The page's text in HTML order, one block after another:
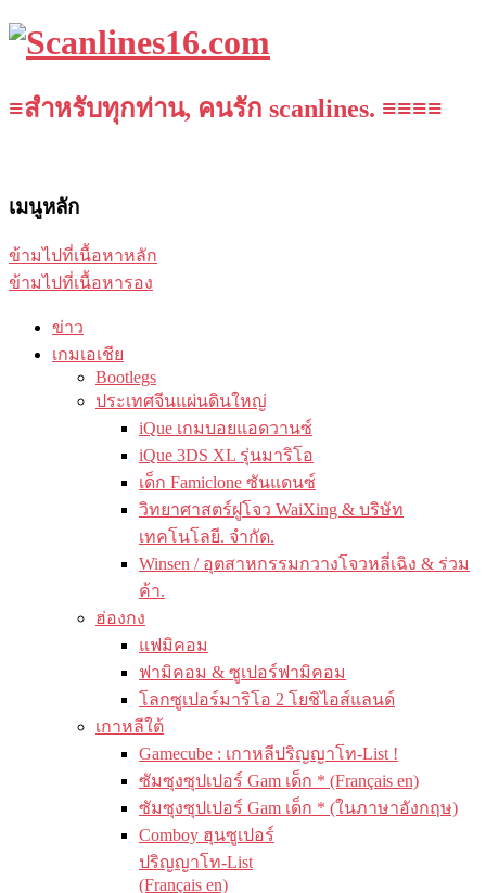
≡สำหรับทุกท่าน, คนรัก scanlines. ≡≡≡≡
เมนูหลัก
ข้ามไปที่เนื้อหาหลัก
ข้ามไปที่เนื้อหารอง
ข่าว
เกมเอเชีย
Bootlegs
ประเทศจีนแผ่นดินใหญ่
iQue เกมบอยแอดวานซ์
iQue 3DS XL รุ่นมาริโอ
เด็ก Famiclone ซันแดนซ์
วิทยาศาสตร์ฝูโจว WaiXing & บริษัท
เทคโนโลยี. จำกัด.
Winsen / อุตสาหกรรมกวางโจวหลี่เฉิง & ร่วม
ค้า.
ฮ่องกง
แฟมิคอม
ฟามิคอม & ซูเปอร์ฟามิคอม
โลกซูเปอร์มาริโอ 2 โยชิไอส์แลนด์
เกาหลีใต้
Gamecube : เกาหลีปริญญาโท-List !
ซัมซุงซุปเปอร์ Gam เด็ก * (Français en)
ซัมซุงซุปเปอร์ Gam เด็ก * (ในภาษาอังกฤษ)
Comboy ฮุนซูเปอร์
ปริญญาโท-List
(Français en)